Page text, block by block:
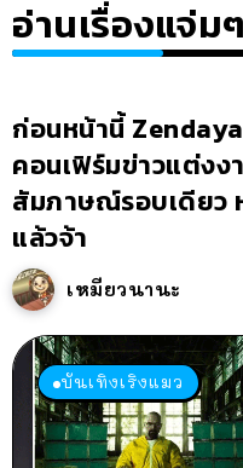
อ่านเรื่องแจ่ม
ก่อนหน้านี้
คอนเฟิร์มข่าวแต่ง
สัมภาษณ์รอบเดียว
แล้วจ้า
เหมียวนานะ
บันเทิงเริงแมว